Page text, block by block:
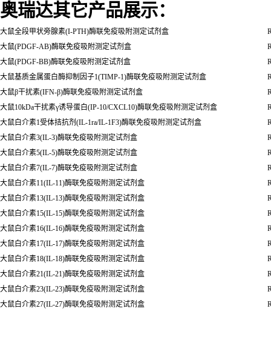
奥瑞达其它产品展示：
大鼠全段甲状旁腺素(I-PTH)酶联免疫吸附测定试剂盒
大鼠(PDGF-AB)酶联免疫吸附测定试剂盒
大鼠(PDGF-BB)酶联免疫吸附测定试剂盒
大鼠基质金属蛋白酶抑制因子1(TIMP-1)酶联免疫吸附测定试剂盒
大鼠β干扰素(IFN-β)酶联免疫吸附测定试剂盒
大鼠10kDa干扰素γ诱导蛋白(IP-10/CXCL10)酶联免疫吸附测定试剂盒
大鼠白介素1受体拮抗剂(IL-1ra/IL-1F3)酶联免疫吸附测定试剂盒
大鼠白介素3(IL-3)酶联免疫吸附测定试剂盒
大鼠白介素5(IL-5)酶联免疫吸附测定试剂盒
大鼠白介素7(IL-7)酶联免疫吸附测定试剂盒
大鼠白介素11(IL-11)酶联免疫吸附测定试剂盒
大鼠白介素13(IL-13)酶联免疫吸附测定试剂盒
大鼠白介素15(IL-15)酶联免疫吸附测定试剂盒
大鼠白介素16(IL-16)酶联免疫吸附测定试剂盒
大鼠白介素17(IL-17)酶联免疫吸附测定试剂盒
大鼠白介素18(IL-18)酶联免疫吸附测定试剂盒
大鼠白介素21(IL-21)酶联免疫吸附测定试剂盒
大鼠白介素23(IL-23)酶联免疫吸附测定试剂盒
大鼠白介素27(IL-27)酶联免疫吸附测定试剂盒